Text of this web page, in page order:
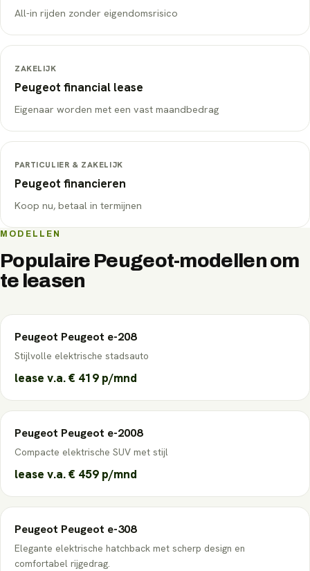
All-in rijden zonder eigendomsrisico
ZAKELIJK
Peugeot financial lease
Eigenaar worden met een vast maandbedrag
PARTICULIER & ZAKELIJK
Peugeot financieren
Koop nu, betaal in termijnen
MODELLEN
Populaire Peugeot-modellen om
te leasen
Peugeot Peugeot e-208
Stijlvolle elektrische stadsauto
lease v.a.€ 419 p/mnd
Peugeot Peugeot e-2008
Compacte elektrische SUV met stijl
lease v.a.€ 459 p/mnd
Peugeot Peugeot e-308
Elegante elektrische hatchback met scherp design en
comfortabel rijgedrag.